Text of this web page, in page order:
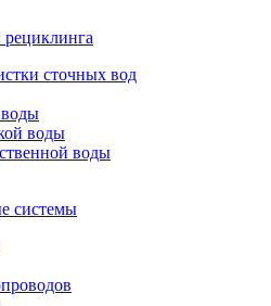
сточных вод
воды
воды
системы